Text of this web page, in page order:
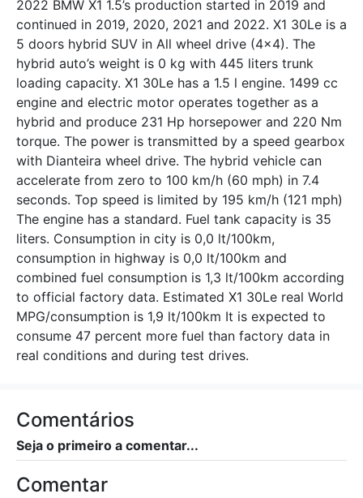
2022 BMW X1 1.5’s production started in 2019 and
continued in 2019, 2020, 2021 and 2022. X1 30Le is a
5 doors hybrid SUV in All wheel drive (4x4). The
hybrid auto’s weight is 0 kg with 445 liters trunk
loading capacity. X1 30Le has a 1.5 l engine. 1499 cc
engine and electric motor operates together as a
hybrid and produce 231 Hp horsepower and 220 Nm
torque. The power is transmitted by a speed gearbox
with Dianteira wheel drive. The hybrid vehicle can
accelerate from zero to 100 km/h (60 mph) in 7.4
seconds. Top speed is limited by 195 km/h (121 mph)
The engine has a standard. Fuel tank capacity is 35
liters. Consumption in city is 0,0 lt/100km,
consumption in highway is 0,0 lt/100km and
combined fuel consumption is 1,3 lt/100km according
to official factory data. Estimated X1 30Le real World
MPG/consumption is 1,9 lt/100km It is expected to
consume 47 percent more fuel than factory data in
real conditions and during test drives.
Comentários
Seja o primeiro a comentar...
Comentar